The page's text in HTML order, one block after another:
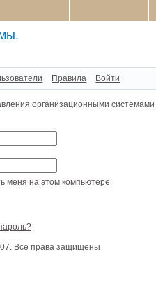
Правила Войти
организационными системами
меня на этом компьютере
Все права защищены